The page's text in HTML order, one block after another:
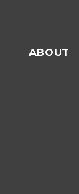
ABOUT